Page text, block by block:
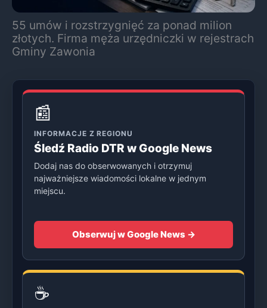
55 umów i rozstrzygnięć za ponad milion
złotych. Firma męża urzędniczki w rejestrach
Gminy Zawonia
📰
INFORMACJE Z REGIONU
Śledź Radio DTR w Google News
Dodaj nas do obserwowanych i otrzymuj
najważniejsze wiadomości lokalne w jednym
miejscu.
Obserwuj w Google News →
☕